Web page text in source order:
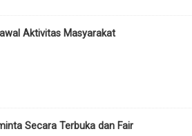
Aktivitas Masyarakat
Secara Terbuka dan Fair